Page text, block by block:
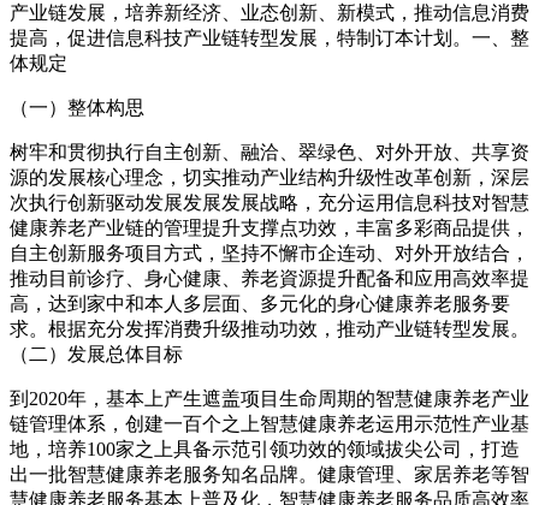
产业链发展，培养新经济、业态创新、新模式，推动信息消费
提高，促进信息科技产业链转型发展，特制订本计划。一、整
体规定
（一）整体构思
树牢和贯彻执行自主创新、融洽、翠绿色、对外开放、共享资
源的发展核心理念，切实推动产业结构升级性改革创新，深层
次执行创新驱动发展发展发展战略，充分运用信息科技对智慧
健康养老产业链的管理提升支撑点功效，丰富多彩商品提供，
自主创新服务项目方式，坚持不懈市企连动、对外开放结合，
推动目前诊疗、身心健康、养老資源提升配备和应用高效率提
高，达到家中和本人多层面、多元化的身心健康养老服务要
求。根据充分发挥消费升级推动功效，推动产业链转型发展。
（二）发展总体目标
到2020年，基本上产生遮盖项目生命周期的智慧健康养老产业
链管理体系，创建一百个之上智慧健康养老运用示范性产业基
地，培养100家之上具备示范引领功效的领域拔尖公司，打造
出一批智慧健康养老服务知名品牌。健康管理、家居养老等智
慧健康养老服务基本上普及化，智慧健康养老服务品质高效率